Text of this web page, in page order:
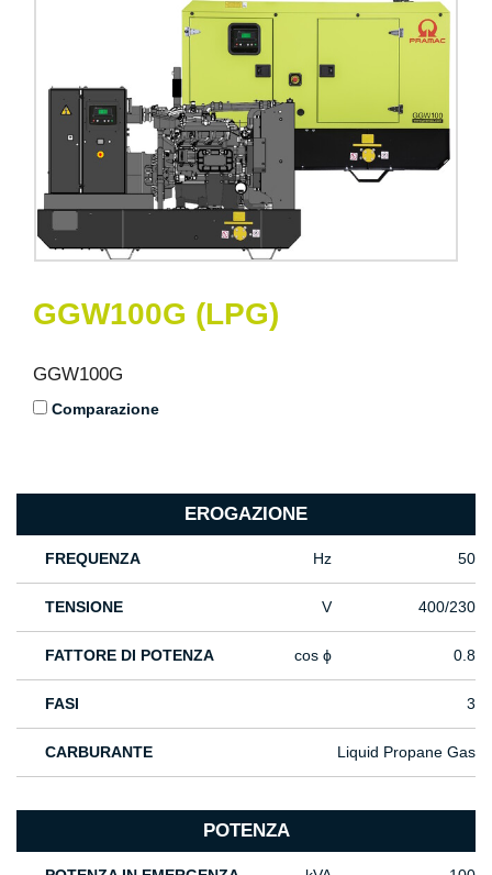
GGW100G (LPG)
GGW100G
Comparazione
EROGAZIONE
FREQUENZA Hz 50
TENSIONE V 400/230
FATTORE DI POTENZA cos ϕ 0.8
FASI 3
CARBURANTE Liquid Propane Gas
POTENZA